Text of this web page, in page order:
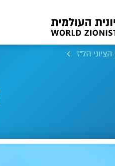
הל"ז